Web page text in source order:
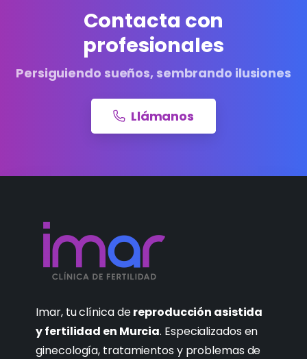
Contacta con
profesionales
Persiguiendo sueños, sembrando ilusiones
Llámanos
Imar, tu clínica dereproducción asistida
y fertilidad en Murcia. Especializados en
ginecología, tratamientos y problemas de